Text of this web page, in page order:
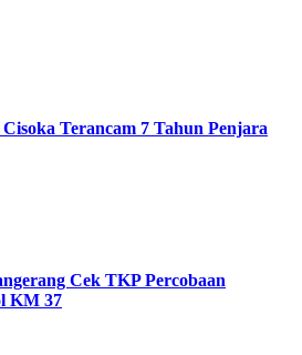
Terancam 7 Tahun Penjara
Cek TKP Percobaan
KM 37